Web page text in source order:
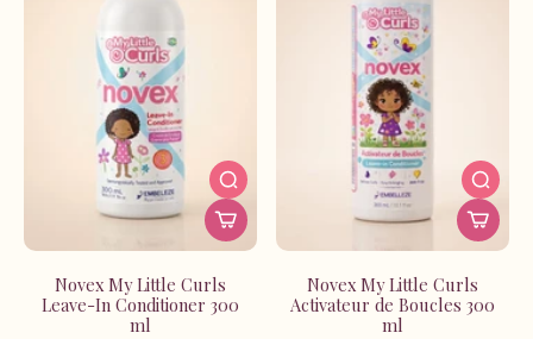
Novex My Little Curls
Leave-In Conditioner 300
ml
Novex My Little Curls
Activateur de Boucles 300
ml